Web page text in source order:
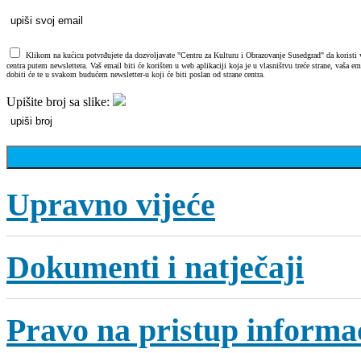
Klikom na kućicu potvrđujete da dozvoljavate "Centru za Kulturu i Obrazovanje Susedgrad" da
centra putem newslettera. Vaš email biti će korišten u web aplikaciji koja je u vlasništvu treće strane,
dobiti će te u svakom budućem newsletter-u koji će biti poslan od strane centra.
Upišite broj sa slike:
Upravno vijeće
Dokumenti i natječaji
Pravo na pristup